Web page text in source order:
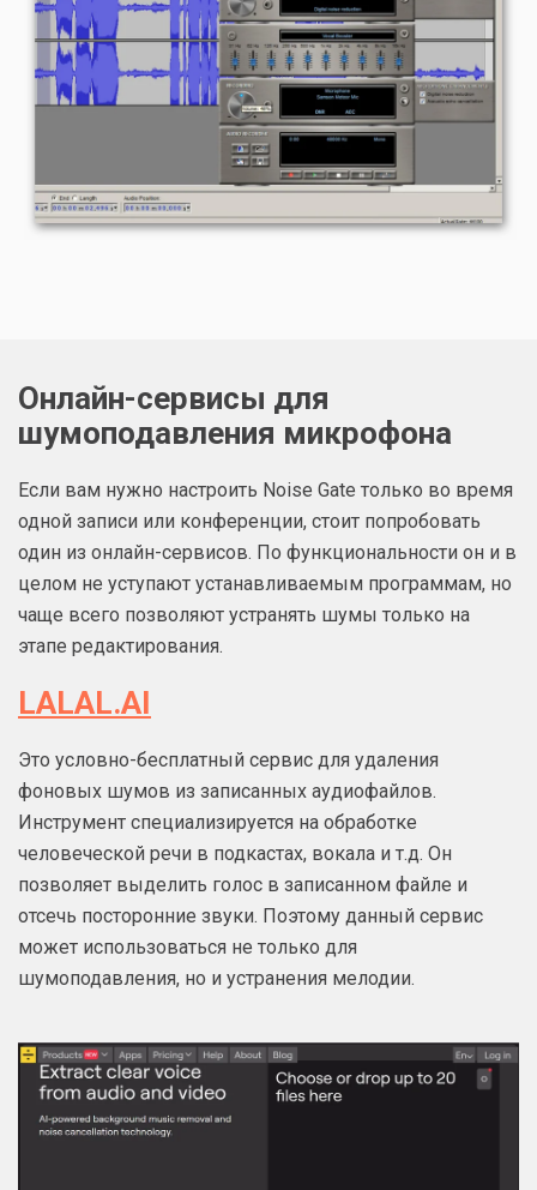
Онлайн-сервисы для
шумоподавления микрофона
Если вам нужно настроить Noise Gate только во время
одной записи или конференции, стоит попробовать
один из онлайн-сервисов. По функциональности он и в
целом не уступают устанавливаемым программам, но
чаще всего позволяют устранять шумы только на
этапе редактирования.
LALAL.AI
Это условно-бесплатный сервис для удаления
фоновых шумов из записанных аудиофайлов.
Инструмент специализируется на обработке
человеческой речи в подкастах, вокала и т.д. Он
позволяет выделить голос в записанном файле и
отсечь посторонние звуки. Поэтому данный сервис
может использоваться не только для
шумоподавления, но и устранения мелодии.